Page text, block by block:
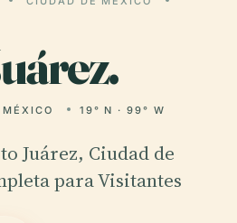
MÉXICO 19° N · 99° W
Juárez, Ciudad de
para Visitantes